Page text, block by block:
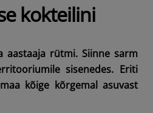
kokteilini
aastaaja rütmi. Siinne sarm
sisenedes. Eriti
kõige kõrgemal asuvast